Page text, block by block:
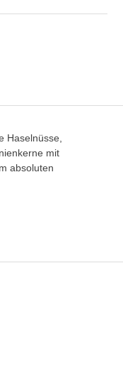
Haselnüsse,
mit
absoluten